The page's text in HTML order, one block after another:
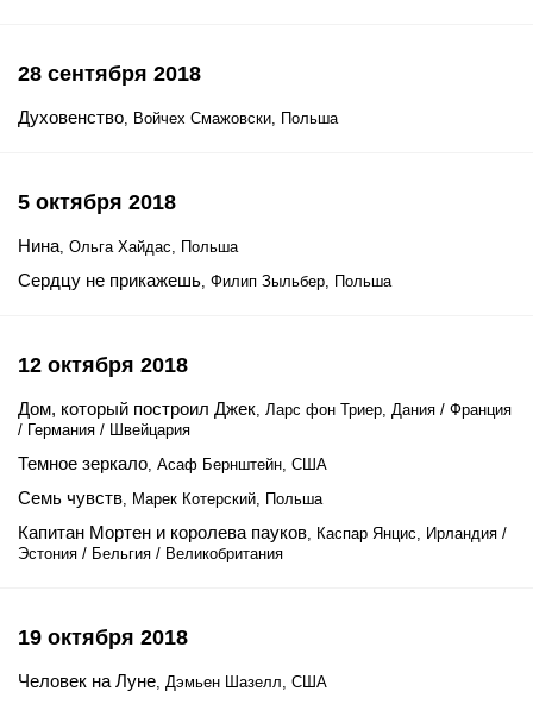
28 сентября 2018
Духовенство, Войчех Смажовски, Польша
5 октября 2018
Нина, Ольга Хайдас, Польша
Сердцу не прикажешь, Филип Зыльбер, Польша
12 октября 2018
Дом, который построил Джек, Ларс фон Триер, Дания / Франция
/ Германия / Швейцария
Темное зеркало, Асаф Бернштейн, США
Семь чувств, Марек Котерский, Польша
Капитан Мортен и королева пауков, Каспар Янцис, Ирландия /
Эстония / Бельгия / Великобритания
19 октября 2018
Человек на Луне, Дэмьен Шазелл, США